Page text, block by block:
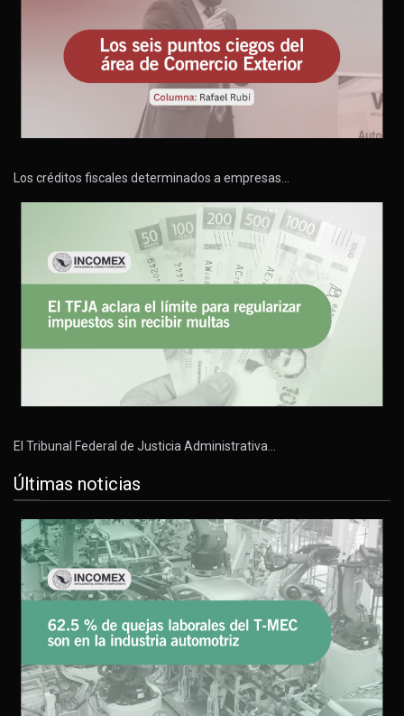
Los créditos fiscales determinados a empresas…
El Tribunal Federal de Justicia Administrativa…
Últimas noticias